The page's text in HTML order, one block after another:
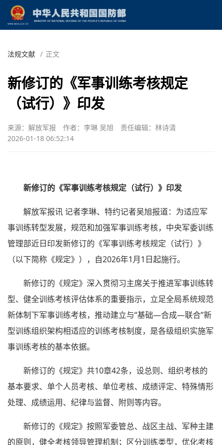
法规文献 / 正文
新修订的《军事训练考核规定
（试行）》印发
来源：解放军报 作者：李琳 吴旭
责任编辑：林诗清
2026-01-18 06:52:14
新修订的《军事训练考核规定（试行）》印发
解放军报讯 记者李琳、特约记者吴旭报道：为适应军
事训练转型发展，规范和加强军事训练考核，中央军委训练
管理部近日印发新修订的《军事训练考核规定（试行）》
（以下简称《规定》），自2026年1月1日起施行。
新修订的《规定》深入贯彻习主席关于推进军事训练转
型、健全训练考核评估体系的重要指示，立足全局系统规范
新体制下军事训练考核，推动建立与“基础—合成—联合”新
型训练组织架构相适应的训练考核制度，是各级组织实施军
事训练考核的基本依据。
新修订的《规定》共10章42条，设总则、组织考核的
基本要求、单个人员考核、单位考核、成绩评定、特殊情形
处理、成绩运用、纪律与监督、附则等内容。
新修订的《规定》按照军委管总、战区主战、军种主建
的原则，健全考核领导管理机制；区分训练类型，优化考核